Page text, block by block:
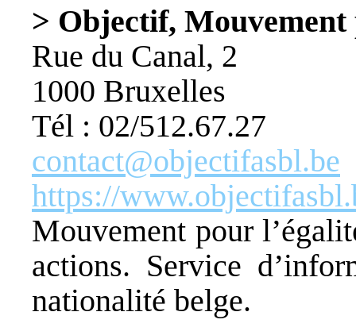
> Objectif, Mouvement
Rue du Canal, 2
1000 Bruxelles
Tél : 02/512.67.27
contact@objectifasbl.be
https://
Mouvement pour
actions. Service
nationalité belge.